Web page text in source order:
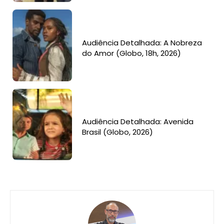
Audiência Detalhada: A Nobreza
do Amor (Globo, 18h, 2026)
Audiência Detalhada: Avenida
Brasil (Globo, 2026)